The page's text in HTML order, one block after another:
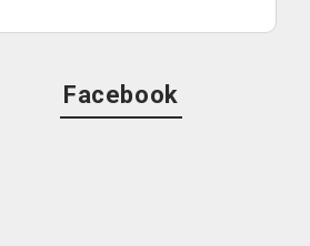
Facebook